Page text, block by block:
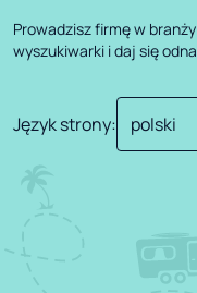
Prowadzisz firmę w
wyszukiwarki i daj się
Język strony: